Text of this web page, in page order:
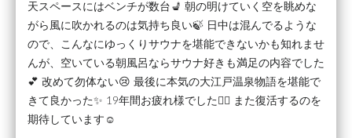
天スペースにはベンチが数台💺 朝の明けていく空を眺めな
がら風に吹かれるのは気持ち良い🍃 日中は混んでるような
ので、こんなにゆっくりサウナを堪能できないかも知れませ
んが、空いている朝風呂ならサウナ好きも満足の内容でした
💕 改めて勿体ない😢 最後に本気の大江戸温泉物語を堪能で
きて良かった✨ 19年間お疲れ様でした🙇‍♂ また復活するのを
期待しています☺️